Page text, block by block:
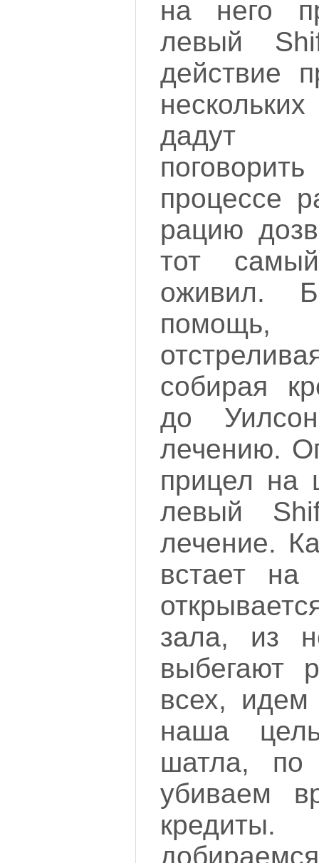
на него
левый
действие
дадут
процессе
рацию
тот
оживил.
собирая
до
лечению.
прицел на
левый
лечение.
встает
зала, из
выбегают
всех,
наша
шатла, по
убиваем